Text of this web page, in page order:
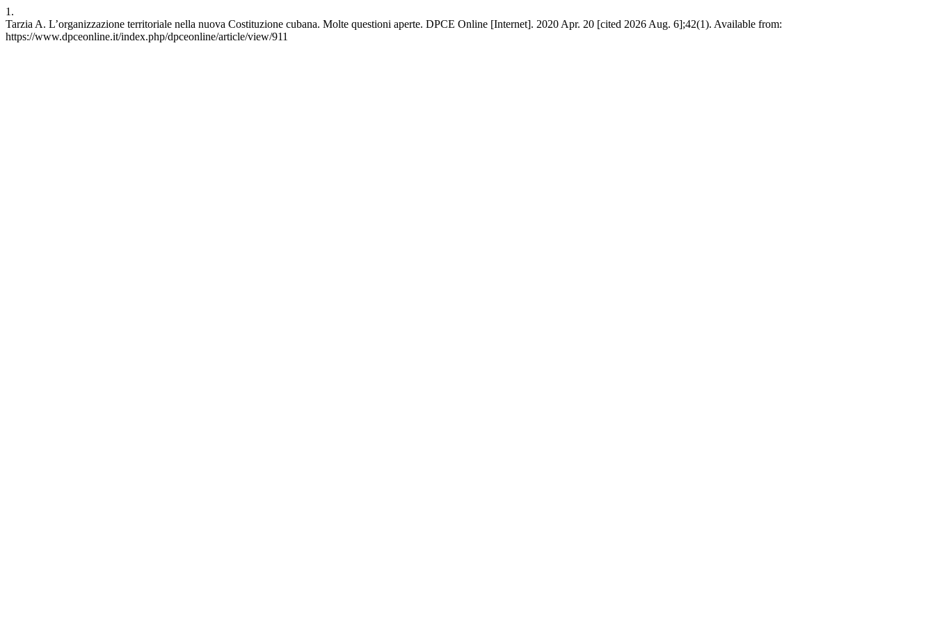
1.
Tarzia A. L’organizzazione territoriale nella nuova Costituzione cubana. Molte questioni aperte. DPCE Online [Internet]. 2020 Apr. 20 [cited 2026 Aug. 6];42(1). Available from:
https://www.dpceonline.it/index.php/dpceonline/article/view/911